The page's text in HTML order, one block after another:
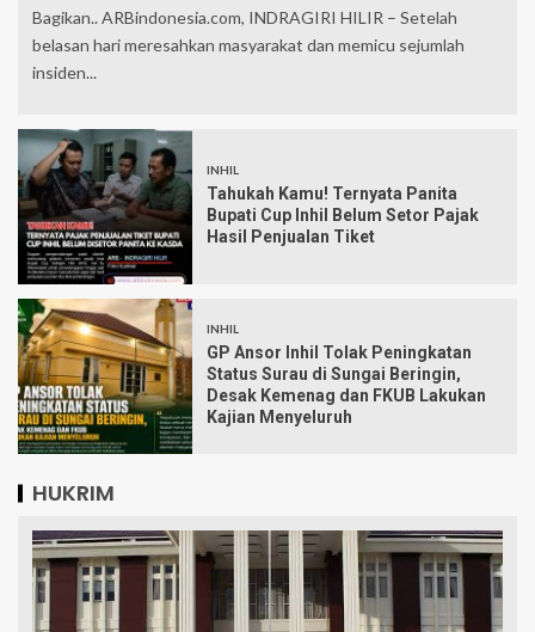
Bagikan.. ARBindonesia.com, INDRAGIRI HILIR – Setelah
belasan hari meresahkan masyarakat dan memicu sejumlah
insiden...
INHIL
Tahukah Kamu! Ternyata Panita
Bupati Cup Inhil Belum Setor Pajak
Hasil Penjualan Tiket
INHIL
GP Ansor Inhil Tolak Peningkatan
Status Surau di Sungai Beringin,
Desak Kemenag dan FKUB Lakukan
Kajian Menyeluruh
HUKRIM